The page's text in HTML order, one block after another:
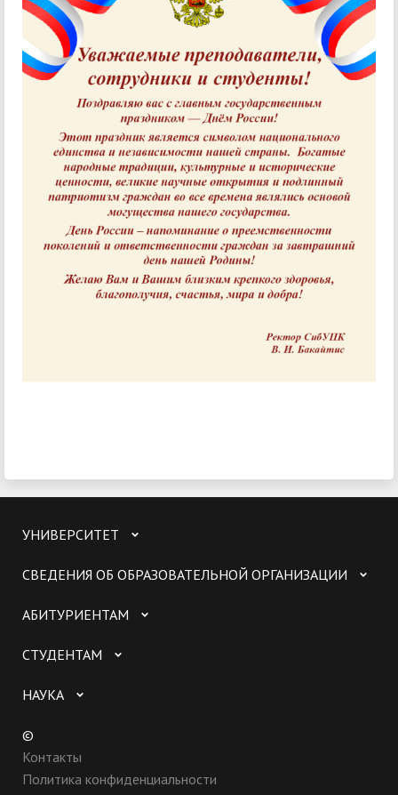
УНИВЕРСИТЕТ
СВЕДЕНИЯ ОБ ОБРАЗОВАТЕЛЬНОЙ ОРГАНИЗАЦИИ
АБИТУРИЕНТАМ
СТУДЕНТАМ
НАУКА
©
Контакты
Политика конфиденциальности